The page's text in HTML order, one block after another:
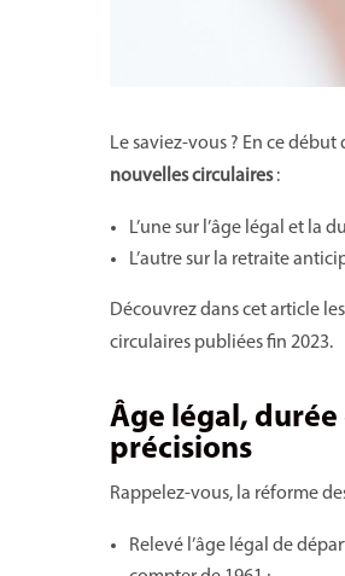
Le saviez-vous ? En ce début
nouvelles circulaires:
L’une sur l’âge légal et la
L’autre sur la retraite
Découvrez dans cet article les
circulaires publiées fin 2023.
Âge légal, durée
précisions
Rappelez-vous, la réforme
Relevé l’âge légal de